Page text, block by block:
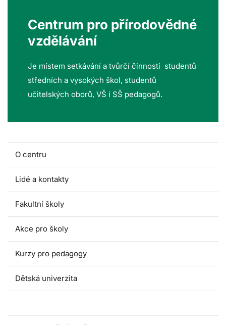
Centrum pro přírodovědné
vzdělávání
Je místem setkávání a tvůrčí činnosti studentů
středních a vysokých škol, studentů
učitelských oborů, VŠ i SŠ pedagogů.
O centru
Lidé a kontakty
Fakultní školy
Akce pro školy
Kurzy pro pedagogy
Dětská univerzita